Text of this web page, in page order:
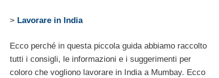
> Lavorare in India
Ecco perché in questa piccola guida abbiamo raccolto
tutti i consigli, le informazioni e i suggerimenti per
coloro che vogliono lavorare in India a Mumbay. Ecco